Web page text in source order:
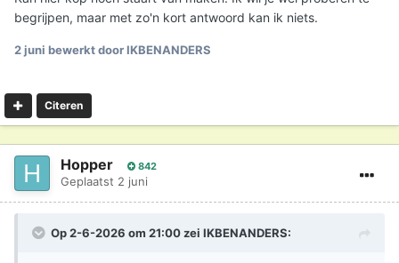
begrijpen, maar met zo'n kort antwoord kan ik niets.
2 juni bewerkt door IKBENANDERS
Citeren
Hopper 842
Geplaatst 2 juni
Op 2-6-2026 om 21:00 zei IKBENANDERS: